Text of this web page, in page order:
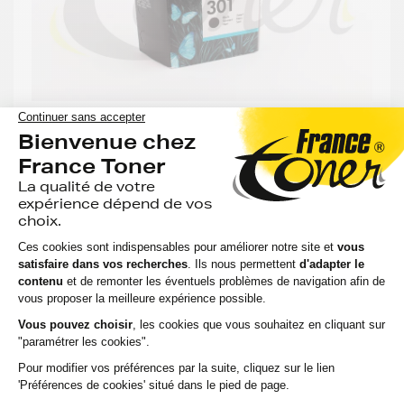
Cartouche d'encre HP 301 (CH561EE) - NOIR -
Format Standard
45 avis
EN STOCK Voir le produit
Compatible
HP
DESKJET
3052
Option
:
Noir
Capacité
:
190
pages
:
CH561EE
19,68 €